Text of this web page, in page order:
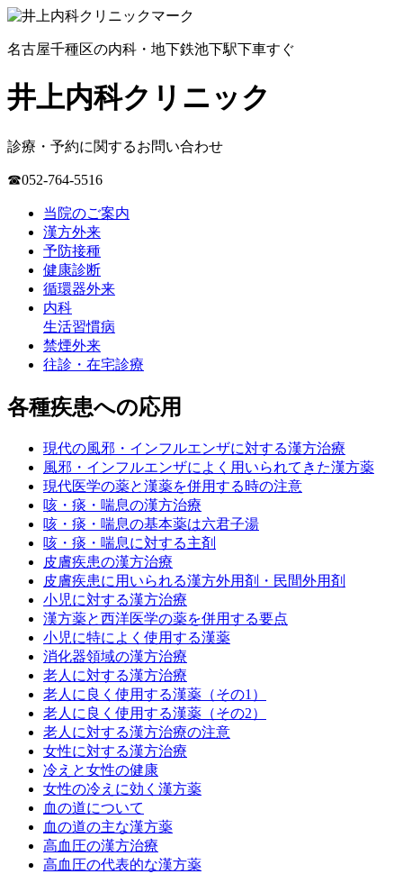
名古屋千種区の内科・地下鉄池下駅下車すぐ
井上内科クリニック
診療・予約に関するお問い合わせ
☎052-764-5516
当院のご案内
漢方外来
予防接種
健康診断
循環器外来
内科
生活習慣病
禁煙外来
往診・在宅診療
各種疾患への応用
現代の風邪・インフルエンザに対する漢方治療
風邪・インフルエンザによく用いられてきた漢方薬
現代医学の薬と漢薬を併用する時の注意
咳・痰・喘息の漢方治療
咳・痰・喘息の基本薬は六君子湯
咳・痰・喘息に対する主剤
皮膚疾患の漢方治療
皮膚疾患に用いられる漢方外用剤・民間外用剤
小児に対する漢方治療
漢方薬と西洋医学の薬を併用する要点
小児に特によく使用する漢薬
消化器領域の漢方治療
老人に対する漢方治療
老人に良く使用する漢薬（その1）
老人に良く使用する漢薬（その2）
老人に対する漢方治療の注意
女性に対する漢方治療
冷えと女性の健康
女性の冷えに効く漢方薬
血の道について
血の道の主な漢方薬
高血圧の漢方治療
高血圧の代表的な漢方薬